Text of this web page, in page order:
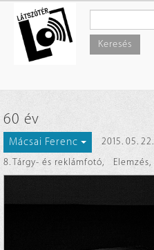
tartalomra
Keresés
60 év
Mácsai Ferenc
2015. 05. 22.
8. Tárgy- és reklámfotó, Elemzés,